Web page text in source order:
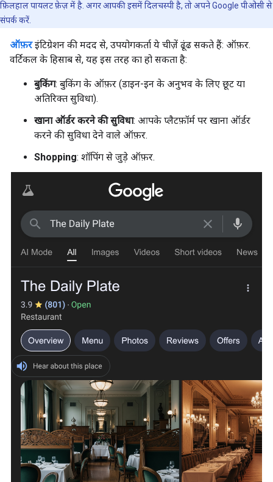
फ़िलहाल पायलट फ़ेज़ में है. अगर आपकी इसमें दिलचस्पी है, तो अपने Google पीओसी से
संपर्क करें.
ऑफ़रइंटिग्रेशन की मदद से, उपयोगकर्ता ये चीज़ें ढूंढ सकते हैं: ऑफ़र.
वर्टिकल के हिसाब से, यह इस तरह का हो सकता है:
बुकिंग: बुकिंग के ऑफ़र (डाइन-इन के अनुभव के लिए छूट या
अतिरिक्त सुविधा).
खाना ऑर्डर करने की सुविधा: आपके प्लैटफ़ॉर्म पर खाना ऑर्डर
करने की सुविधा देने वाले ऑफ़र.
Shopping: शॉपिंग से जुड़े ऑफ़र.